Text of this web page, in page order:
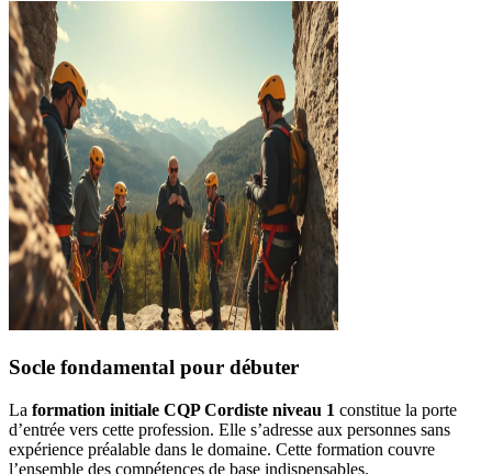
Socle fondamental pour débuter
La formation initiale CQP Cordiste niveau 1 constitue la porte
d’entrée vers cette profession. Elle s’adresse aux personnes sans
expérience préalable dans le domaine. Cette formation couvre
l’ensemble des compétences de base indispensables.